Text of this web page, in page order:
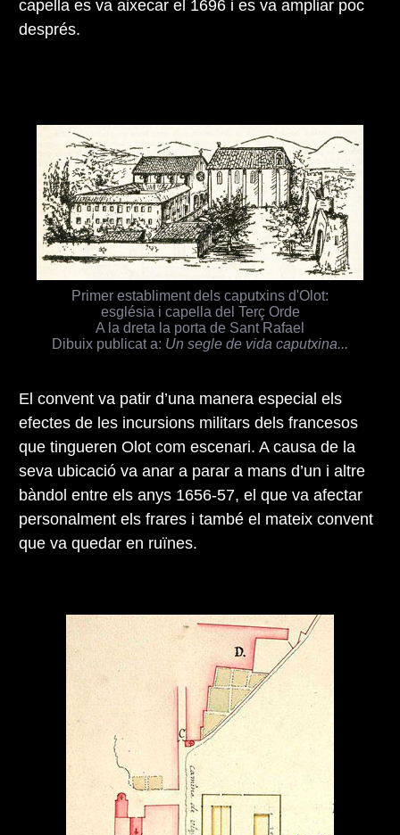
capella es va aixecar el 1696 i es va ampliar poc
després.
Primer establiment dels caputxins d'Olot:
església i capella del Terç Orde
A la dreta la porta de Sant Rafael
Dibuix publicat a: Un segle de vida caputxina...
El convent va patir d’una manera especial els
efectes de les incursions militars dels francesos
que tingueren Olot com escenari. A causa de la
seva ubicació va anar a parar a mans d’un i altre
bàndol entre els anys 1656-57, el que va afectar
personalment els frares i també el mateix convent
que va quedar en ruïnes.